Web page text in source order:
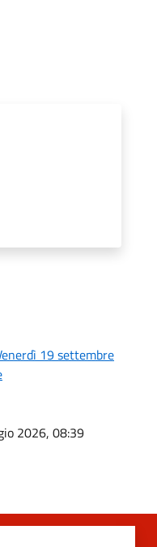
19 settembre
2026, 08:39